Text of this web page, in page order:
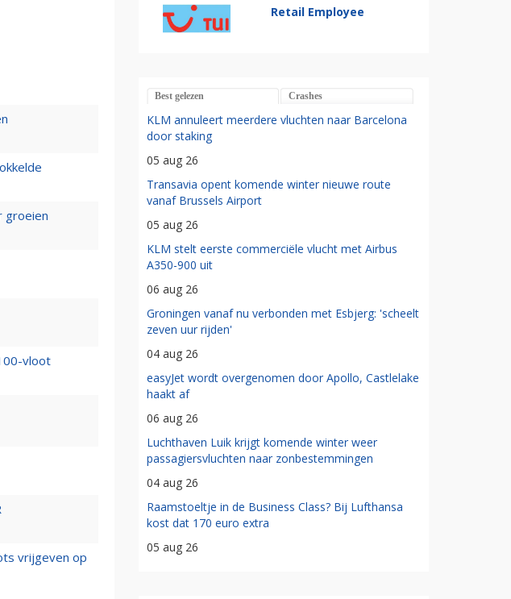
groeien
vloot
vrijgeven op
Retail Employee
Best gelezen Crashes
KLM annuleert meerdere vluchten naar Barcelona
door staking
05 aug 26
Transavia opent komende winter nieuwe route
vanaf Brussels Airport
05 aug 26
KLM stelt eerste commerciële vlucht met Airbus
A350-900 uit
06 aug 26
Groningen vanaf nu verbonden met Esbjerg: 'scheelt
zeven uur rijden'
04 aug 26
easyJet wordt overgenomen door Apollo, Castlelake
haakt af
06 aug 26
Luchthaven Luik krijgt komende winter weer
passagiersvluchten naar zonbestemmingen
04 aug 26
Raamstoeltje in de Business Class? Bij Lufthansa
kost dat 170 euro extra
05 aug 26